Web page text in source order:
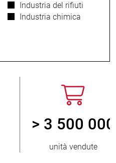
Industria del rifiuti
Industria chimica
> 3 500 000
unità vendute